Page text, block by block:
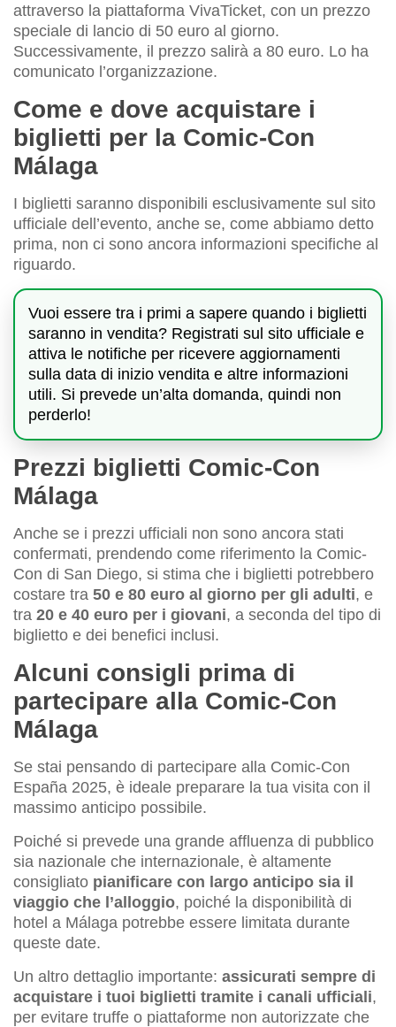
attraverso la piattaforma VivaTicket, con un prezzo
speciale di lancio di 50 euro al giorno.
Successivamente, il prezzo salirà a 80 euro. Lo ha
comunicato l’organizzazione.
Come e dove acquistare i
biglietti per la Comic-Con
Málaga
I biglietti saranno disponibili esclusivamente sul sito
ufficiale dell’evento, anche se, come abbiamo detto
prima, non ci sono ancora informazioni specifiche al
riguardo.
Vuoi essere tra i primi a sapere quando i biglietti
saranno in vendita? Registrati sul sito ufficiale e
attiva le notifiche per ricevere aggiornamenti
sulla data di inizio vendita e altre informazioni
utili. Si prevede un’alta domanda, quindi non
perderlo!
Prezzi biglietti Comic-Con
Málaga
Anche se i prezzi ufficiali non sono ancora stati
confermati, prendendo come riferimento la Comic-
Con di San Diego, si stima che i biglietti potrebbero
costare tra 50 e 80 euro al giorno per gli adulti, e
tra 20 e 40 euro per i giovani, a seconda del tipo di
biglietto e dei benefici inclusi.
Alcuni consigli prima di
partecipare alla Comic-Con
Málaga
Se stai pensando di partecipare alla Comic-Con
España 2025, è ideale preparare la tua visita con il
massimo anticipo possibile.
Poiché si prevede una grande affluenza di pubblico
sia nazionale che internazionale, è altamente
consigliato pianificare con largo anticipo sia il
viaggio che l’alloggio, poiché la disponibilità di
hotel a Málaga potrebbe essere limitata durante
queste date.
Un altro dettaglio importante: assicurati sempre di
acquistare i tuoi biglietti tramite i canali ufficiali,
per evitare truffe o piattaforme non autorizzate che